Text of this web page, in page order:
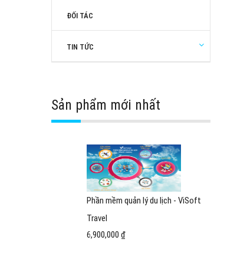
ĐỐI TÁC
TIN TỨC
Sản phẩm mới nhất
Phần mềm quản lý du lịch - ViSoft
Travel
6,900,000 ₫